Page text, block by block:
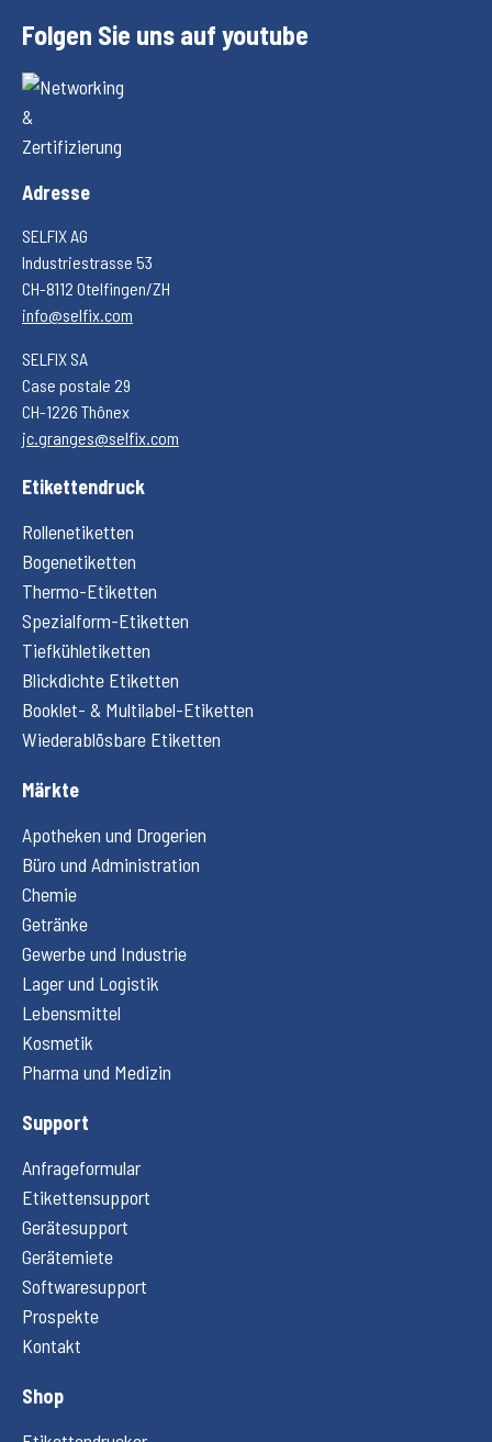
Folgen Sie uns auf youtube
Adresse
SELFIX AG
Industriestrasse 53
CH-8112 Otelfingen/ZH
info@selfix.com
SELFIX SA
Case postale 29
CH-1226 Thônex
jc.granges@selfix.com
Etikettendruck
Rollenetiketten
Bogenetiketten
Thermo-Etiketten
Spezialform-Etiketten
Tiefkühletiketten
Blickdichte Etiketten
Booklet- & Multilabel-Etiketten
Wiederablösbare Etiketten
Märkte
Apotheken und Drogerien
Büro und Administration
Chemie
Getränke
Gewerbe und Industrie
Lager und Logistik
Lebensmittel
Kosmetik
Pharma und Medizin
Support
Anfrageformular
Etikettensupport
Gerätesupport
Gerätemiete
Softwaresupport
Prospekte
Kontakt
Shop